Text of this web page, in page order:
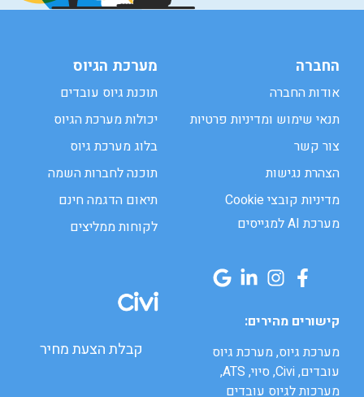
החברה
אודות החברה
תנאי שימוש ומדיניות פרטיות
צור קשר
הצהרת נגישות
מדיניות קובצי Cookie
מערכת AI למגייסים
מערכת הגיוס
תוכנת גיוס עובדים
יכולות מערכת הגיוס
בלוג מערכת גיוס
תוכנה לחברות השמה
תיאום הדגמה חינם
לקוחות ממליצים
קישורים מהירים:
מערכת גיוס, מערכת גיוס
עובדים, Civi, סיוי, ATS,
מערכות לגיוס עובדים
קבלת הצעת מחיר